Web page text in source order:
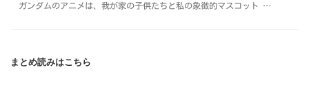
ガンダムのアニメは、我が家の子供たちと私の象徴的マスコット …
まとめ読みはこちら